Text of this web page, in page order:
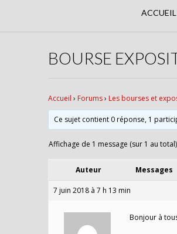
ACCUEIL
BOURSE
Accueil › Forums› Les bourses et
Ce sujet contient 0 réponse, 1
Affichage de 1 message (sur 1 au total)
Auteur Messages
7 juin 2018 à 7 h 13 min
Bonjour à